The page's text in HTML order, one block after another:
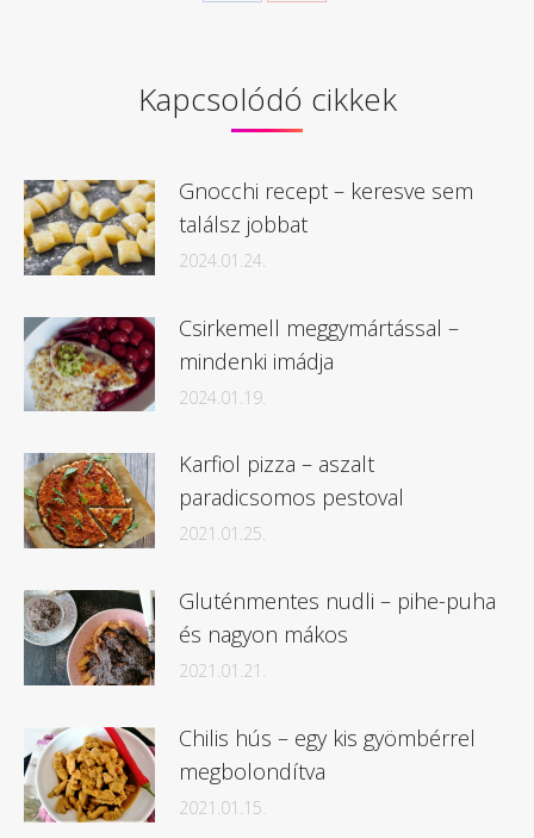
Kapcsolódó cikkek
Gnocchi recept – keresve sem
találsz jobbat
2024.01.24.
Csirkemell meggymártással –
mindenki imádja
2024.01.19.
Karfiol pizza – aszalt
paradicsomos pestoval
2021.01.25.
Gluténmentes nudli – pihe-puha
és nagyon mákos
2021.01.21.
Chilis hús – egy kis gyömbérrel
megbolondítva
2021.01.15.